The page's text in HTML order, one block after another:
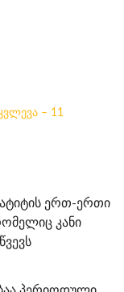
– 11
ერთ-ერთი
კანი